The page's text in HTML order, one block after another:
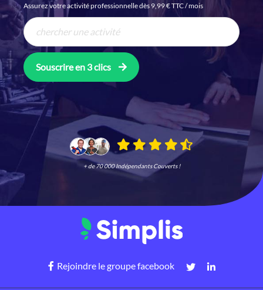
Assurez votre activité professionnelle dès 9,99 € TTC / mois
Souscrire en 3 clics
+ de 70 000 Indépendants Couverts !
Rejoindre le groupe facebook